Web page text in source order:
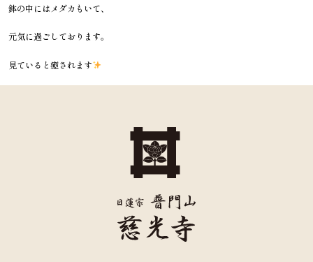
鉢の中にはメダカもいて、
元気に過ごしております。
見ていると癒されます